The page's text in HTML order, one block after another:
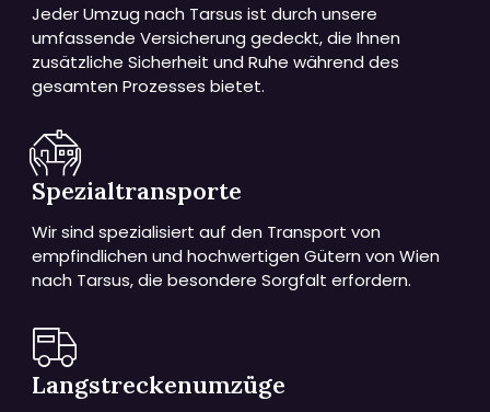
Jeder Umzug nach Tarsus ist durch unsere
umfassende Versicherung gedeckt, die Ihnen
zusätzliche Sicherheit und Ruhe während des
gesamten Prozesses bietet.
Spezialtransporte
Wir sind spezialisiert auf den Transport von
empfindlichen und hochwertigen Gütern von Wien
nach Tarsus, die besondere Sorgfalt erfordern.
Langstreckenumzüge